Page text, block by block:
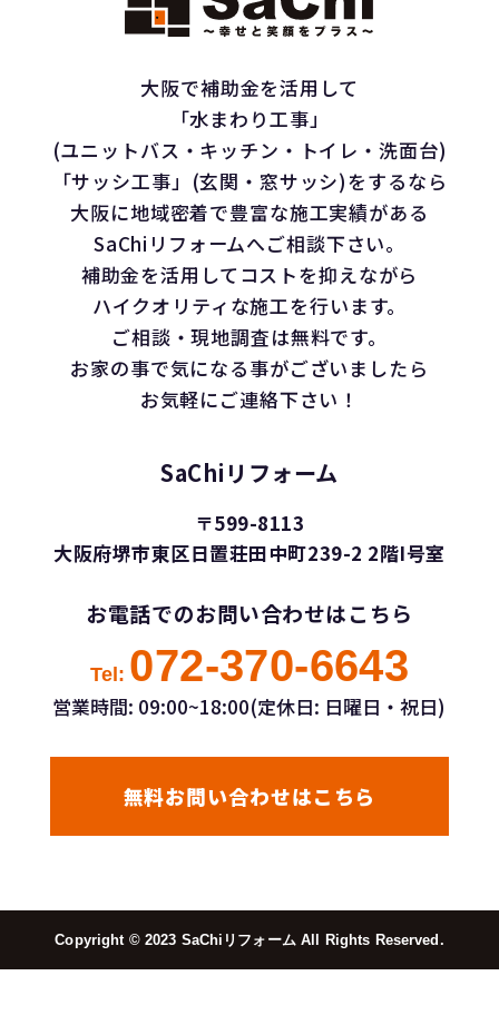
大阪で補助金を活用して
「水まわり工事」
(ユニットバス・キッチン・トイレ・洗面台)
「サッシ工事」(玄関・窓サッシ)をするなら
大阪に地域密着で豊富な施工実績がある
SaChiリフォームへご相談下さい。
補助金を活用してコストを抑えながら
ハイクオリティな施工を行います。
ご相談・現地調査は無料です。
お家の事で気になる事がございましたら
お気軽にご連絡下さい！
SaChiリフォーム
〒599-8113
大阪府堺市東区日置荘田中町239-2 2階I号室
お電話でのお問い合わせはこちら
Tel: 072-370-6643
営業時間: 09:00~18:00(定休日: 日曜日・祝日)
無料お問い合わせはこちら
Copyright ©︎ 2023 SaChiリフォーム All Rights Reserved.